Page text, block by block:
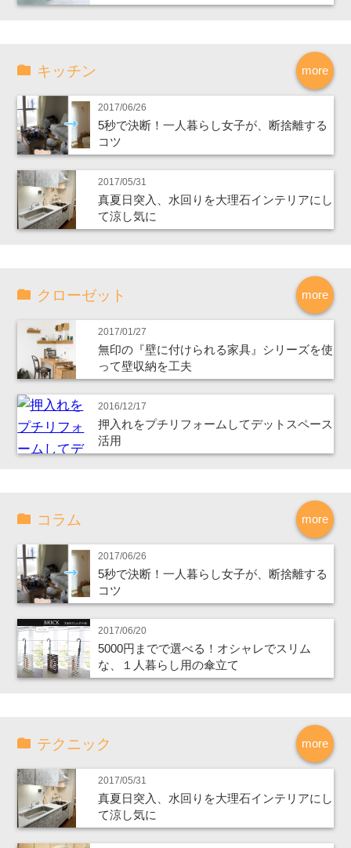
more
キッチン
2017/06/26
5秒で決断！一人暮らし女子が、断捨離する
コツ
2017/05/31
真夏日突入、水回りを大理石インテリアにし
て涼し気に
more
クローゼット
2017/01/27
無印の『壁に付けられる家具』シリーズを使
って壁収納を工夫
2016/12/17
押入れをプチリフォームしてデットスペース
活用
more
コラム
2017/06/26
5秒で決断！一人暮らし女子が、断捨離する
コツ
2017/06/20
5000円までで選べる！オシャレでスリム
な、１人暮らし用の傘立て
more
テクニック
2017/05/31
真夏日突入、水回りを大理石インテリアにし
て涼し気に